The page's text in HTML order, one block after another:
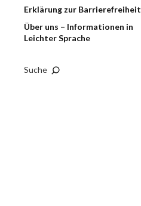
Erklärung zur Barrierefreiheit
Über uns – Informationen in
Leichter Sprache
Suche